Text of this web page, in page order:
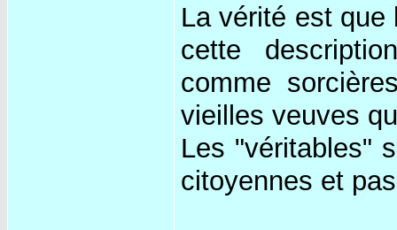
La vérité est que
cette
comme
vieilles veuves
Les "véritables"
citoyennes et